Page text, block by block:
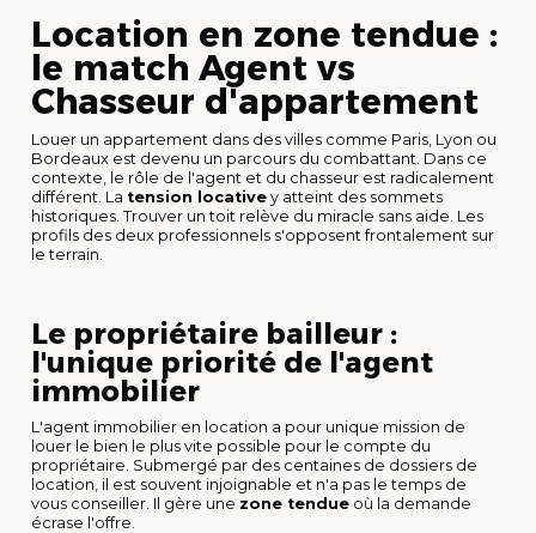
Location en zone tendue :
le match Agent vs
Chasseur d'appartement
Louer un appartement dans des villes comme Paris, Lyon ou
Bordeaux est devenu un parcours du combattant. Dans ce
contexte, le rôle de l'agent et du chasseur est radicalement
différent. La tension locative y atteint des sommets
historiques. Trouver un toit relève du miracle sans aide. Les
profils des deux professionnels s'opposent frontalement sur
le terrain.
Le propriétaire bailleur :
l'unique priorité de l'agent
immobilier
L'agent immobilier en location a pour unique mission de
louer le bien le plus vite possible pour le compte du
propriétaire. Submergé par des centaines de dossiers de
location, il est souvent injoignable et n'a pas le temps de
vous conseiller. Il gère une zone tendue où la demande
écrase l'offre.